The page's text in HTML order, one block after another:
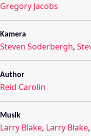
Gregory Jacobs
Kamera
Steven Soderbergh,
Author
Reid Carolin
Musik
Larry Blake, Larry Blake,